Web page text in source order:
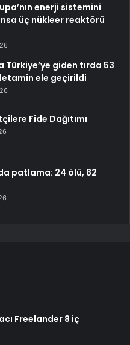
enerji sistemini
üç nükleer reaktörü
Türkiye’ye giden tırda 53
ele geçirildi
Fide Dağıtımı
patlama: 24 ölü, 82
Freelander 8 iç